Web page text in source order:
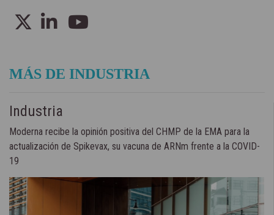
MÁS DE INDUSTRIA
Industria
Moderna recibe la opinión positiva del CHMP de la EMA para la
actualización de Spikevax, su vacuna de ARNm frente a la COVID-
19